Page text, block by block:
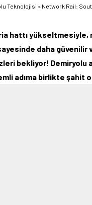
Teknolojisi » Network Rail:
hattı yükseltmesiyle,
daha güvenilir
bekliyor! Demiryolu
adıma birlikte şahit